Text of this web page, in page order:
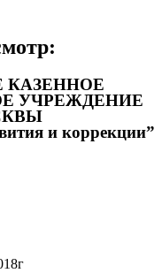
КАЗЕННОЕ
УЧРЕЖДЕНИЕ
и коррекции”